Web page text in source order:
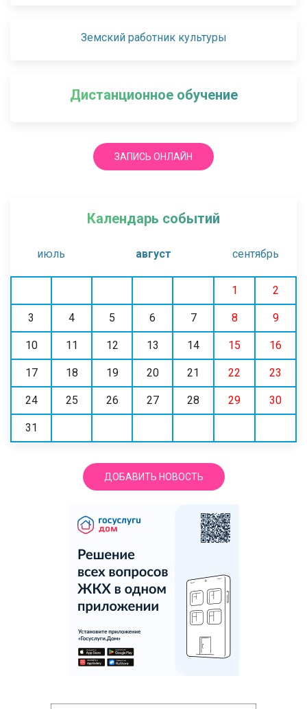
Земский работник культуры
Дистанционное обучение
ЗАПИСЬ ОНЛАЙН
Календарь событий
июль август сентябрь
1 2
3 4 5 6 7 8 9
10 11 12 13 14 15 16
17 18 19 20 21 22 23
24 25 26 27 28 29 30
31
ДОБАВИТЬ НОВОСТЬ